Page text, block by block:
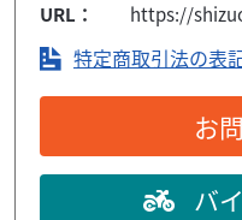
URL：
https://
特定商取引法の表
お
バ